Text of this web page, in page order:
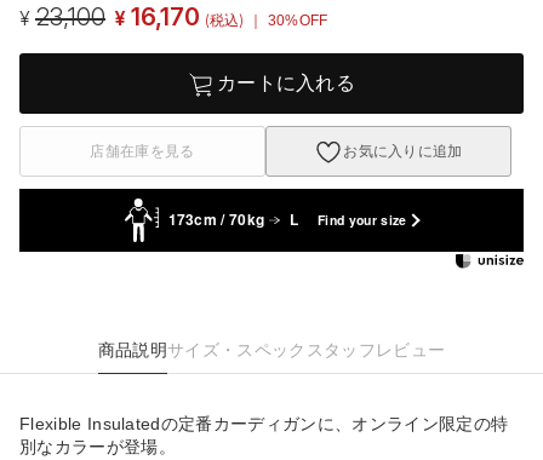
¥ 23,100 ¥ 16,170 (税込) ｜ 30%OFF
カートに入れる
店舗在庫を見る お気に入りに追加
173cm / 70kg L Find your size
商品説明サイズ・スペック スタッフレビュー
Flexible Insulatedの定番カーディガンに、オンライン限定の特
別なカラーが登場。